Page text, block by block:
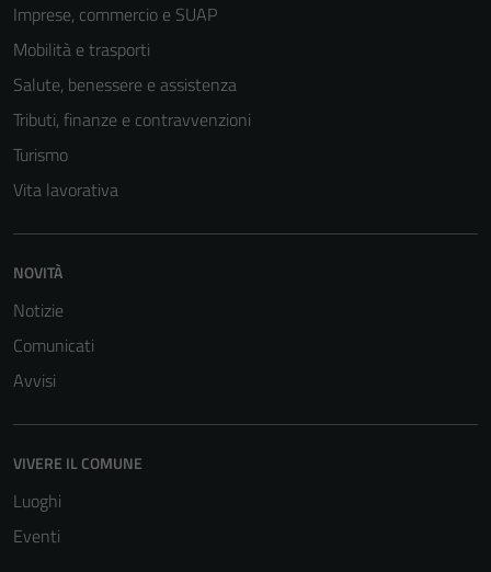
Imprese, commercio e SUAP
Mobilità e trasporti
Salute, benessere e assistenza
Tributi, finanze e contravvenzioni
Turismo
Vita lavorativa
NOVITÀ
Notizie
Comunicati
Avvisi
VIVERE IL COMUNE
Luoghi
Eventi